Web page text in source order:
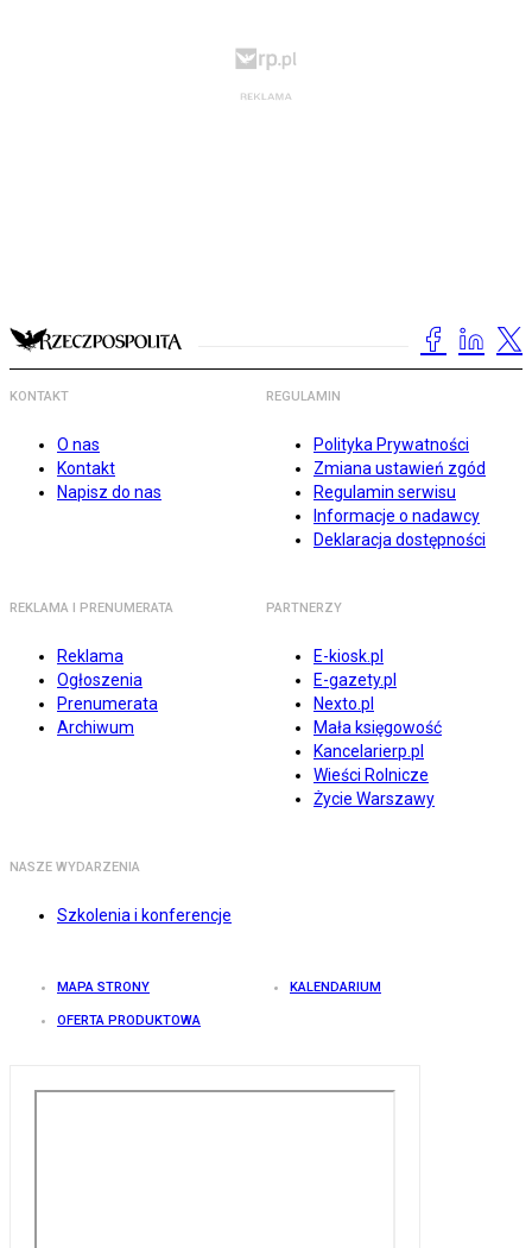
KONTAKT
O nas
Kontakt
Napisz do nas
REGULAMIN
Polityka Prywatności
Zmiana ustawień zgód
Regulamin serwisu
Informacje o nadawcy
Deklaracja dostępności
REKLAMA I PRENUMERATA
Reklama
Ogłoszenia
Prenumerata
Archiwum
PARTNERZY
E-kiosk.pl
E-gazety.pl
Nexto.pl
Mała księgowość
Kancelarierp.pl
Wieści Rolnicze
Życie Warszawy
NASZE WYDARZENIA
Szkolenia i konferencje
MAPA STRONY KALENDARIUM
OFERTA PRODUKTOWA